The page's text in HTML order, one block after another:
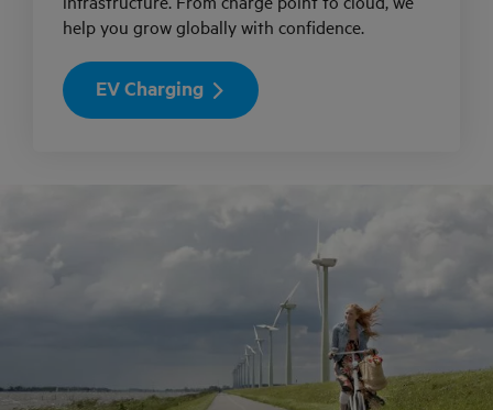
infrastructure. From charge point to cloud, we
help you grow globally with confidence.
EV Charging